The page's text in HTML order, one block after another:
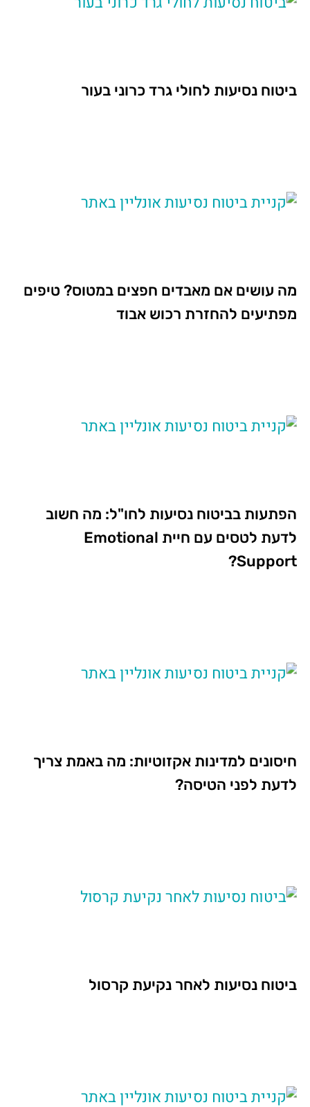
ביטוח נסיעות לחולי גרד כרוני בעור
מה עושים אם מאבדים חפצים במטוס? טיפים
מפתיעים להחזרת רכוש אבוד
הפתעות בביטוח נסיעות לחו"ל: מה חשוב
לדעת לטסים עם חיית Emotional
Support?
חיסונים למדינות אקזוטיות: מה באמת צריך
לדעת לפני הטיסה?
ביטוח נסיעות לאחר נקיעת קרסול